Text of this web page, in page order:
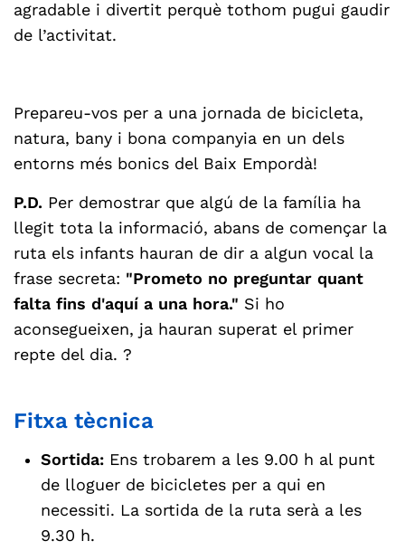
agradable i divertit perquè tothom pugui gaudir
de l’activitat.
Prepareu-vos per a una jornada de bicicleta,
natura, bany i bona companyia en un dels
entorns més bonics del Baix Empordà!
P.D. Per demostrar que algú de la família ha
llegit tota la informació, abans de començar la
ruta els infants hauran de dir a algun vocal la
frase secreta: "Prometo no preguntar quant
falta fins d'aquí a una hora." Si ho
aconsegueixen, ja hauran superat el primer
repte del dia. ?
Fitxa tècnica
Sortida: Ens trobarem a les 9.00 h al punt
de lloguer de bicicletes per a qui en
necessiti. La sortida de la ruta serà a les
9.30 h.